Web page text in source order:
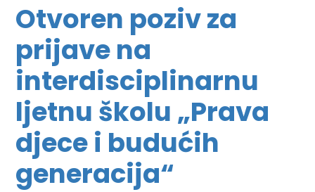
Otvoren poziv za
prijave na
interdisciplinarnu
ljetnu školu „Prava
djece i budućih
generacija“